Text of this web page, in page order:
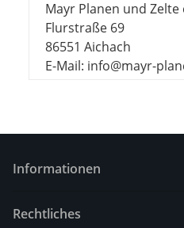
Mayr Planen und Zelte
Flurstraße 69
86551 Aichach
E-Mail: info@mayr-
Informationen
Rechtliches